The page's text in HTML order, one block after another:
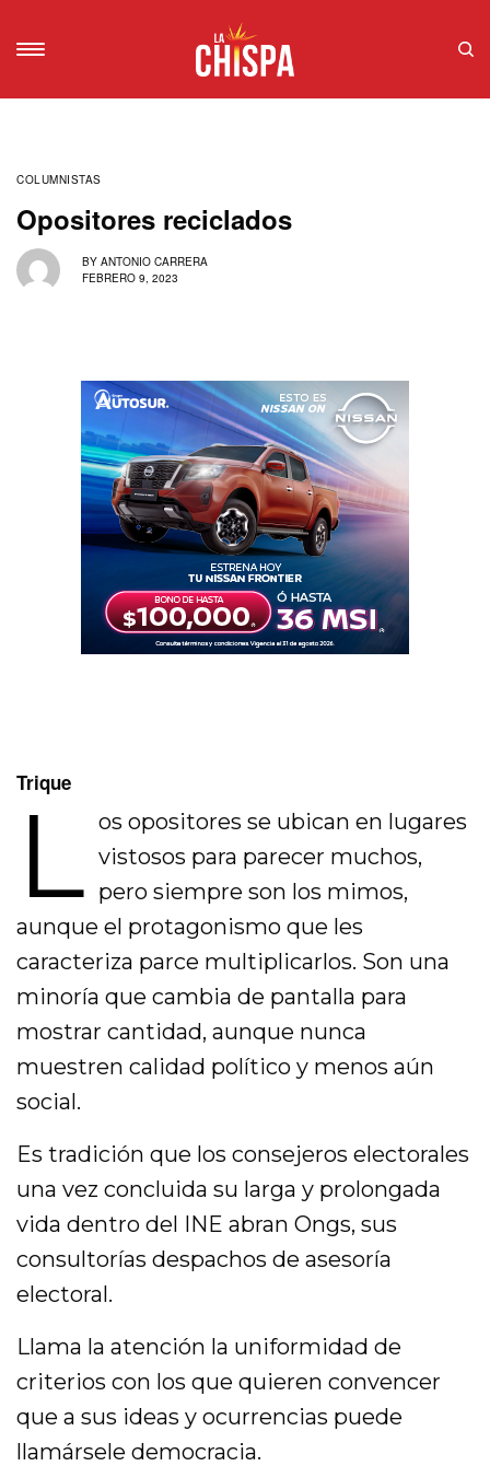
COLUMNISTAS
Opositores reciclados
BY ANTONIO CARRERA
FEBRERO 9, 2023
Trique
L os opositores se ubican en lugares
vistosos para parecer muchos,
pero siempre son los mimos,
aunque el protagonismo que les
caracteriza parce multiplicarlos. Son una
minoría que cambia de pantalla para
mostrar cantidad, aunque nunca
muestren calidad político y menos aún
social.
Es tradición que los consejeros electorales
una vez concluida su larga y prolongada
vida dentro del INE abran Ongs, sus
consultorías despachos de asesoría
electoral.
Llama la atención la uniformidad de
criterios con los que quieren convencer
que a sus ideas y ocurrencias puede
llamársele democracia.